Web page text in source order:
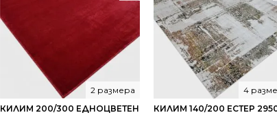
КИЛИМ 200/300 ЕДНОЦВЕТЕН
2 размера
КИЛИМ 140/200 ЕСТЕР
4